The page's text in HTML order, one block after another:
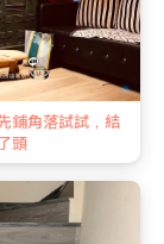
鋪角落試試，結
頭